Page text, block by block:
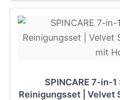
SPINCARE 7-in-
Reinigungsset | Velvet